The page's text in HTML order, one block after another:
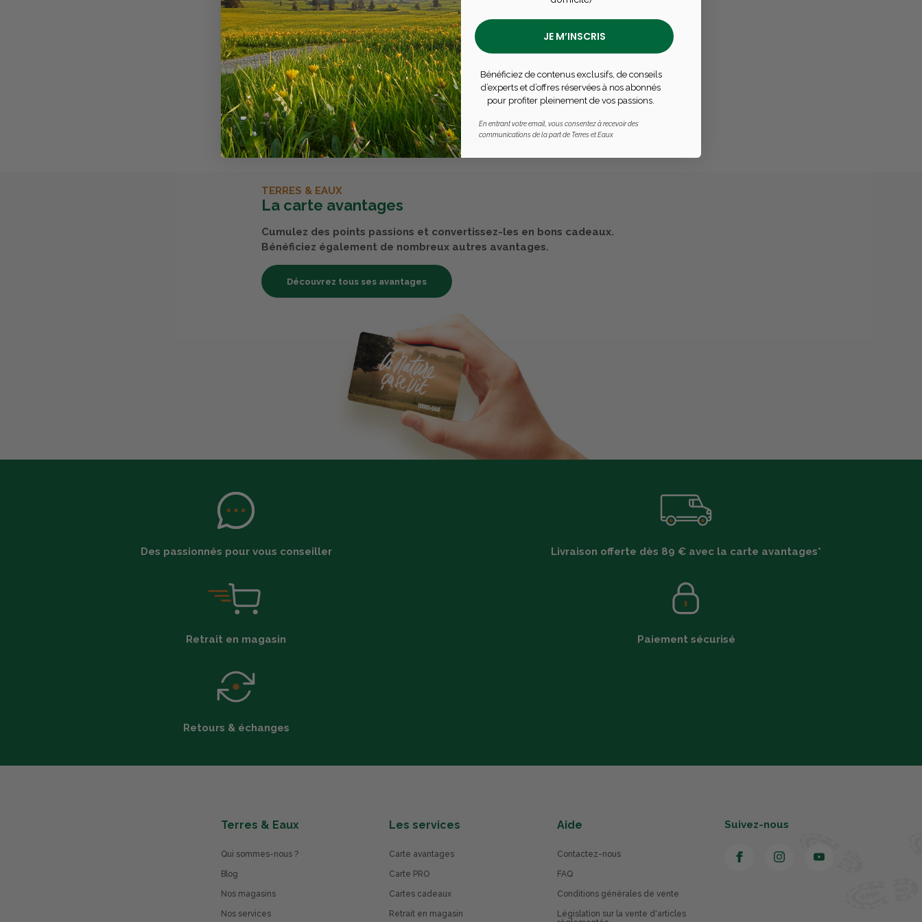
Caractéristiques techniques
Fonctionne avec des piles (non fournies).
Avis clients
Il n'y a pas encore d'avis pour ce produit - Soyez le premier à rédiger un avis
Chez Terres & Eaux, les avis sont 100% certifiés : seuls nos clients ayant réellement
acheté nos produits peuvent laisser un avis
Publier un avis
TERRES & EAUX
La carte avantages
Cumulez des points passions et convertissez-les en bons cadeaux.
Bénéficiez également de nombreux autres avantages.
Découvrez tous ses avantages
Des passionnés pour vous conseiller Livraison offerte dès 89 € avec la carte avantages*
Retrait en magasin Paiement sécurisé
Retours & échanges
Terres & Eaux
Qui sommes-nous ?
Blog
Nos magasins
Nos services
Les services
Carte avantages
Carte PRO
Cartes cadeaux
Retrait en magasin
Aide
Contactez-nous
FAQ
Conditions générales de vente
Législation sur la vente d'articles
Suivez-nous
JE M’INSCRIS
Bénéficiez de contenus exclusifs, de conseils
d’experts et d’offres réservées à nos abonnés
pour profiter pleinement de vos passions.
En entrant votre email, vous consentez à recevoir des
communications de la part de Terres et Eaux